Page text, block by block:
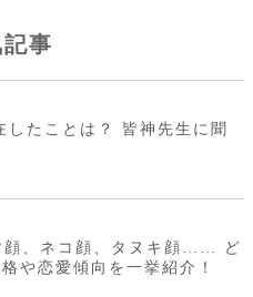
記事
したことは？ 皆神先生に聞
顔、ネコ顔、タヌキ顔…… ど
や恋愛傾向を一挙紹介！